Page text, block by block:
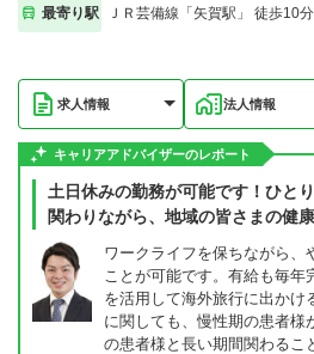
最寄り駅 ＪＲ芸備線「矢賀駅」 徒歩10分
求人情報 法人情報
キャリアアドバイザーのレポート
土日休みの勤務が可能です！ひと
関わりながら、地域の皆さまの健
ワークライフを保ちながら、
ことが可能です。有給も毎年
を活用して海外旅行に出かけ
に関しても、慢性期の患者様
の患者様と長い期間関わるこ